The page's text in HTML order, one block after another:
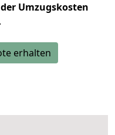
der Umzugskosten
.
erhalten